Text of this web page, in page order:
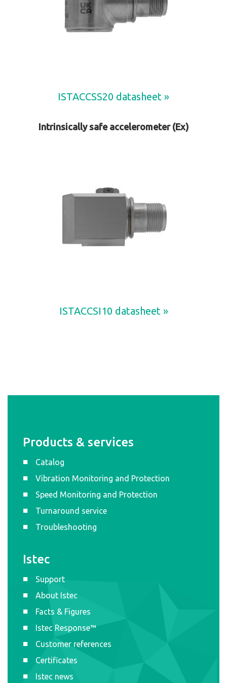
ISTACCSS20 datasheet »
Intrinsically safe accelerometer (Ex)
ISTACCSI10 datasheet »
Products & services
Catalog
Vibration Monitoring and Protection
Speed Monitoring and Protection
Turnaround service
Troubleshooting
Istec
Support
About Istec
Facts & Figures
Istec Response™
Customer references
Certificates
Istec news